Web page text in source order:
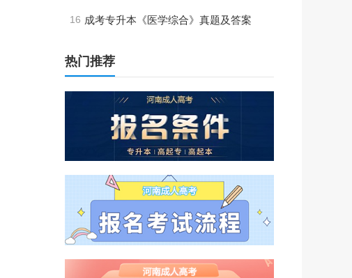
16 成考专升本《医学综合》真题及答案
热门推荐